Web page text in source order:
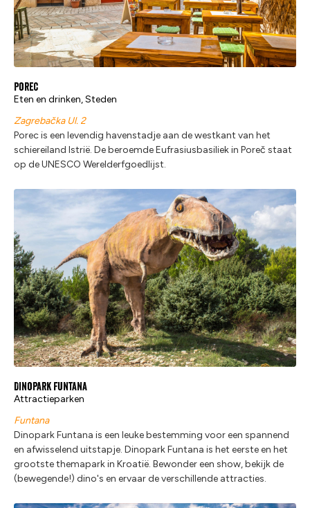
Porec
Eten en drinken, Steden
Zagrebačka Ul. 2
Porec is een levendig havenstadje aan de westkant van het
schiereiland Istrië. De beroemde Eufrasiusbasiliek in Poreč staat
op de UNESCO Werelderfgoedlijst.
Dinopark Funtana
Attractieparken
Funtana
Dinopark Funtana is een leuke bestemming voor een spannend
en afwisselend uitstapje. Dinopark Funtana is het eerste en het
grootste themapark in Kroatië. Bewonder een show, bekijk de
(bewegende!) dino's en ervaar de verschillende attracties.